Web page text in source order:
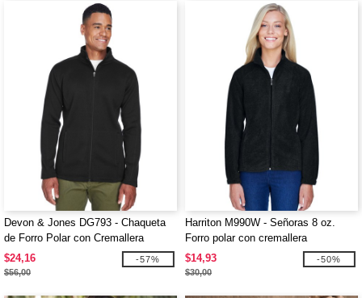
Devon & Jones DG793 - Chaqueta
de Forro Polar con Cremallera
Completa Bristol
$24,16
$56,00
-57%
Harriton M990W - Señoras 8 oz.
Forro polar con cremallera
$14,93
$30,00
-50%